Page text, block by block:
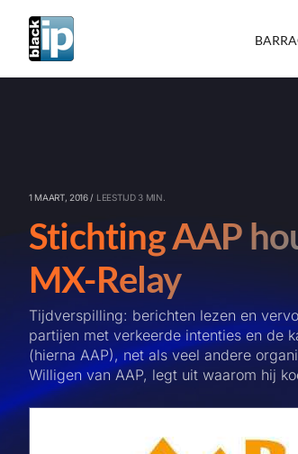
inhoud
1 MAART, 2016 / LEESTIJD 3 MIN.
Stichting AAP
MX-Relay
Tijdverspilling: berichten lezen en
partijen met verkeerde intenties en de
(hierna AAP), net als veel andere
Willigen van AAP, legt uit waarom hij